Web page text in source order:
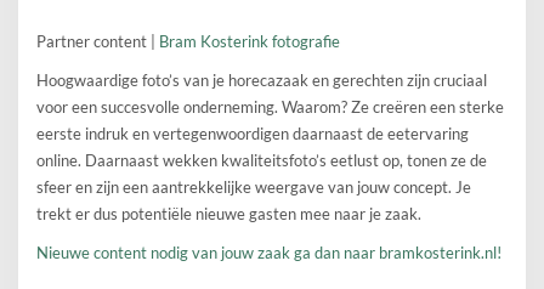
Partner content | Bram Kosterink fotografie
Hoogwaardige foto’s van je horecazaak en gerechten zijn cruciaal
voor een succesvolle onderneming. Waarom? Ze creëren een sterke
eerste indruk en vertegenwoordigen daarnaast de eetervaring
online. Daarnaast wekken kwaliteitsfoto’s eetlust op, tonen ze de
sfeer en zijn een aantrekkelijke weergave van jouw concept. Je
trekt er dus potentiële nieuwe gasten mee naar je zaak.
Nieuwe content nodig van jouw zaak ga dan naar bramkosterink.nl!